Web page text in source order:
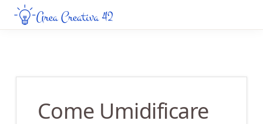
Skip
to
Skip
to
Come Umidificare